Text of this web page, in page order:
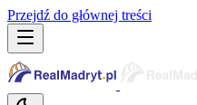
Przejdź do głównej treści